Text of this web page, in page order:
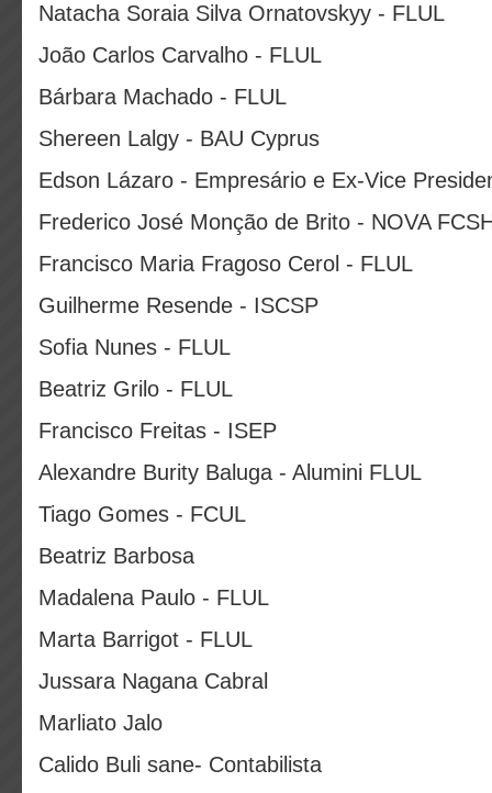
Natacha Soraia Silva Ornatovskyy - FLUL
João Carlos Carvalho - FLUL
Bárbara Machado - FLUL
Shereen Lalgy - BAU Cyprus
Edson Lázaro - Empresário e Ex-Vice
Frederico José Monção de Brito - NOVA
Francisco Maria Fragoso Cerol - FLUL
Guilherme Resende - ISCSP
Sofia Nunes - FLUL
Beatriz Grilo - FLUL
Francisco Freitas - ISEP
Alexandre Burity Baluga - Alumini FLUL
Tiago Gomes - FCUL
Beatriz Barbosa
Madalena Paulo - FLUL
Marta Barrigot - FLUL
Jussara Nagana Cabral
Marliato Jalo
Calido Buli sane- Contabilista